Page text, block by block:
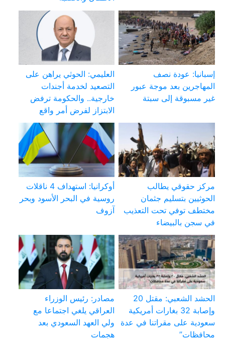
إسبانيا: عودة نصف
المهاجرين بعد موجة عبور
غير مسبوقة إلى سبتة
العليمي: الحوثي يراهن على
التصعيد لخدمة أجندات
خارجية.. والحكومة ترفض
الابتزاز لفرض أمر واقع
مركز حقوقي يطالب
الحوثيين بتسليم جثمان
مختطف توفي تحت التعذيب
في سجن بالبيضاء
أوكرانيا: استهداف 4 ناقلات
روسية في البحر الأسود وبحر
آزوف
الحشد الشعبي: مقتل 20
وإصابة 32 بغارات أمريكية
سعودية على مقراتنا في عدة
محافظات”
مصادر: رئيس الوزراء
العراقي يلغي اجتماعا مع
ولي العهد السعودي بعد
هجمات